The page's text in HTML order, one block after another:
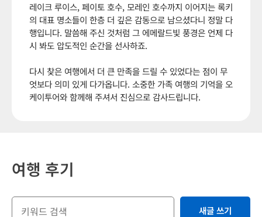
레이크 루이스, 페이토 호수, 모레인 호수까지 이어지는 록키
의 대표 명소들이 한층 더 깊은 감동으로 남으셨다니 정말 다
행입니다. 말씀해 주신 것처럼 그 에메랄드빛 풍경은 언제 다
시 봐도 압도적인 순간을 선사하죠.
다시 찾은 여행에서 더 큰 만족을 드릴 수 있었다는 점이 무
엇보다 의미 있게 다가옵니다. 소중한 가족 여행의 기억을 오
케이투어와 함께해 주셔서 진심으로 감사드립니다.
여행 후기
새글 쓰기